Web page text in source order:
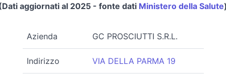
aggiornati al 2025 - fonte dati Ministero della Salute)
Azienda GC PROSCIUTTI S.R.L.
Indirizzo VIA DELLA PARMA 19